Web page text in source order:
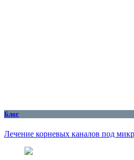
Блог
Лечение корневых каналов под